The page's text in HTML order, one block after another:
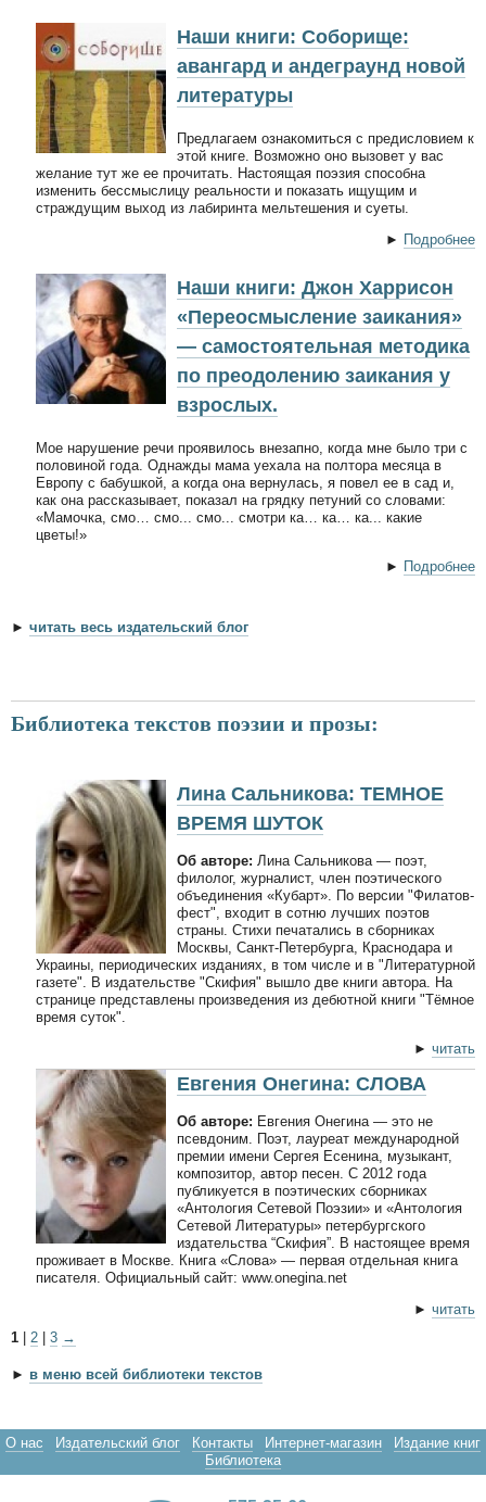
Наши книги: Соборище:
авангард и андеграунд новой
литературы
Предлагаем ознакомиться с предисловием к
этой книге. Возможно оно вызовет у вас
желание тут же ее прочитать. Настоящая поэзия способна
изменить бессмыслицу реальности и показать ищущим и
страждущим выход из лабиринта мельтешения и суеты.
► Подробнее
Наши книги: Джон Харрисон
«Переосмысление заикания»
— самостоятельная методика
по преодолению заикания у
взрослых.
Мое нарушение речи проявилось внезапно, когда мне было три с
половиной года. Однажды мама уехала на полтора месяца в
Европу с бабушкой, а когда она вернулась, я повел ее в сад и,
как она рассказывает, показал на грядку петуний со словами:
«Мамочка, смо… смо... смо... смотри ка… ка… ка... какие
цветы!»
► Подробнее
► читать весь издательский блог
Библиотека текстов поэзии и прозы:
Лина Сальникова: ТЕМНОЕ
ВРЕМЯ ШУТОК
Об авторе: Лина Сальникова — поэт,
филолог, журналист, член поэтического
объединения «Кубарт». По версии "Филатов-
фест", входит в сотню лучших поэтов
страны. Стихи печатались в сборниках
Москвы, Санкт-Петербурга, Краснодара и
Украины, периодических изданиях, в том числе и в "Литературной
газете". В издательстве "Скифия" вышло две книги автора. На
странице представлены произведения из дебютной книги "Тёмное
время суток".
► читать
Евгения Онегина: СЛОВА
Об авторе: Евгения Онегина — это не
псевдоним. Поэт, лауреат международной
премии имени Сергея Есенина, музыкант,
композитор, автор песен. С 2012 года
публикуется в поэтических сборниках
«Антология Сетевой Поэзии» и «Антология
Сетевой Литературы» петербургского
издательства “Скифия”. В настоящее время
проживает в Москве. Книга «Слова» — первая отдельная книга
писателя. Официальный сайт: www.onegina.net
► читать
1
2 3 →
► в меню всей библиотеки текстов
О нас Издательский блог Контакты Интернет-магазин
Издание книг
Библиотека